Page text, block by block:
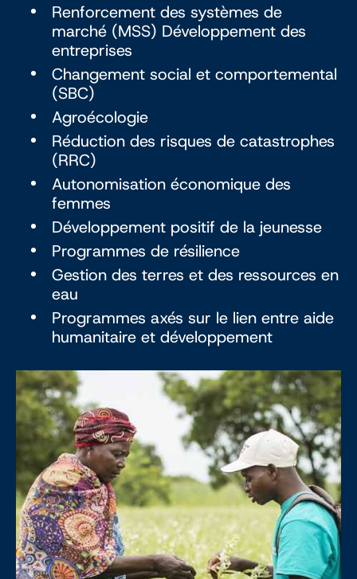
Renforcement des systèmes de
marché (MSS) Développement des
entreprises
Changement social et comportemental
(SBC)
Agroécologie
Réduction des risques de catastrophes
(RRC)
Autonomisation économique des
femmes
Développement positif de la jeunesse
Programmes de résilience
Gestion des terres et des ressources en
eau
Programmes axés sur le lien entre aide
humanitaire et développement